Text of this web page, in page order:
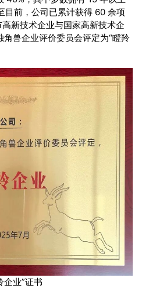
目前，公司已累计获得 60 余项
新技术企业与国家高新技术企
兽企业评价委员会评定为“瞪羚
企业”证书